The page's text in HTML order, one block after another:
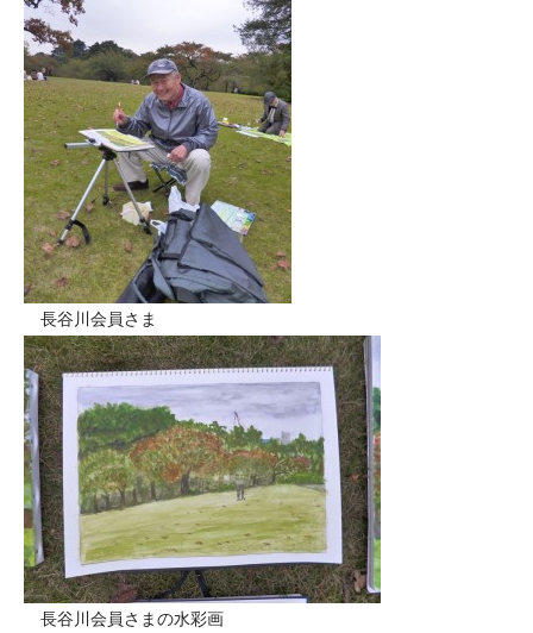
長谷川会員さま
長谷川会員さまの水彩画